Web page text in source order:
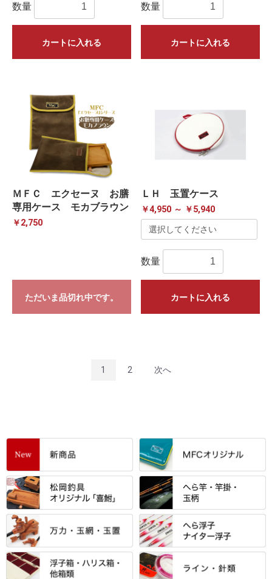
数量
カートに入れる
数量
カートに入れる
ＭＦＣ エクセーヌ お膳
専用ケース モカブラウン
￥2,750
ただいま品切れ中です。
ＬＨ 玉置ケース
￥4,950 ～ ￥5,940
数量
カートに入れる
1 2 次へ
すべて
「雅（みやび）」シリーズ・エ
ントＰＬＵＳシリーズ
エントラント・ＳＰＷシリーズ
スモールクロコダイルシリーズ
すべて
「至高」シリーズ
万力付お膳
すべて
シマノ
ダイワ
すべて すべて